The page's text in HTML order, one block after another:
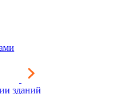
зданий